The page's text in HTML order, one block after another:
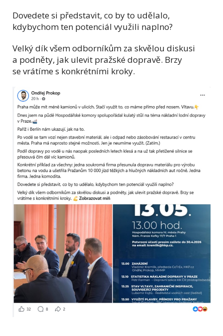
Dovedete si představit, co by to udělalo,
kdybychom ten potenciál využili naplno?
Velký dík všem odborníkům za skvělou diskusi
a podněty, jak ulevit pražské dopravě. Brzy
se vrátíme s konkrétními kroky.